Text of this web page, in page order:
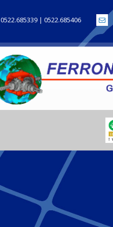
0522.685339 | 0522.685406